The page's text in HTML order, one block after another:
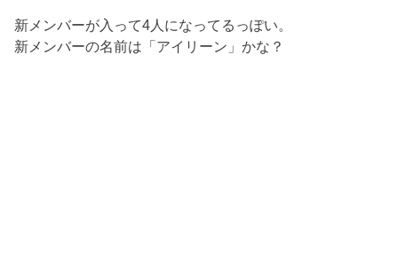
新メンバーが入って4人になってるっぽい。
新メンバーの名前は「アイリーン」かな？